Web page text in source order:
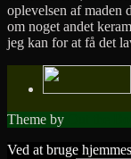
oplevelsen af maden
om noget andet
jeg kan for at få det
Theme by
Ved at bruge